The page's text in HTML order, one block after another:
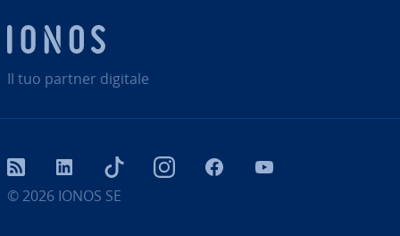
Il tuo partner digitale
© 2026 IONOS SE
RSS LinkedIn tiktok InstagramFacebook